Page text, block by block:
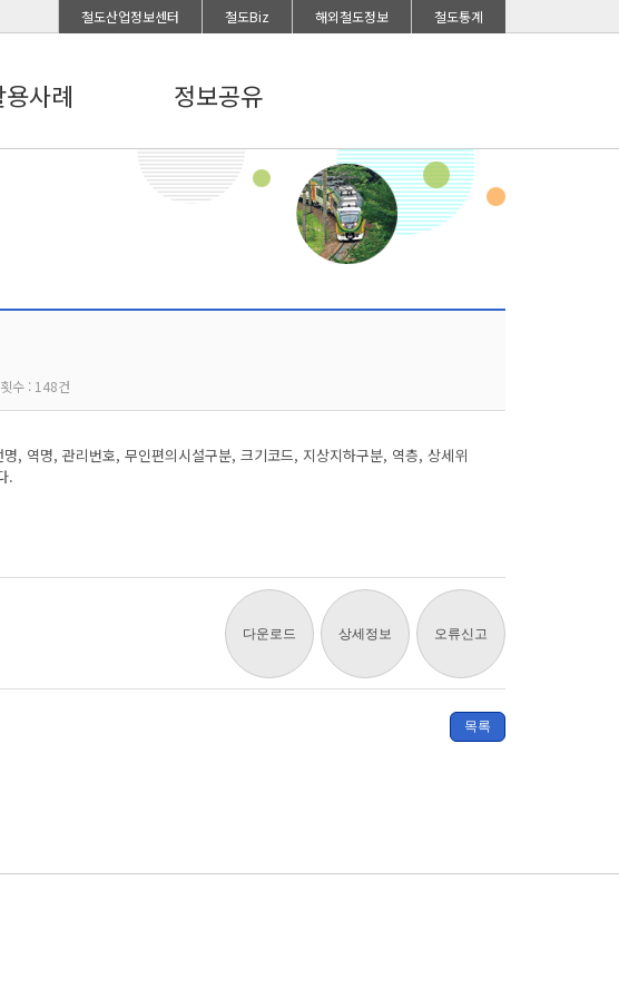
철도산업정보센터 철도Biz 해외철도정보 철도통계
사례 정보공유
수 : 148건
, 역명, 관리번호, 무인편의시설구분, 크기코드, 지상지하구분, 역층, 상세위
.
다운로드 상세정보 오류신고
목록